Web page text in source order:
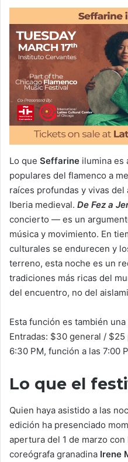
Lo que Seffarine ilumina es
populares del flamenco a
raíces profundas y vivas
Iberia medieval. De Fez a
concierto — es un
música y movimiento. En
culturales se endurecen y
terreno, esta noche es un
tradiciones más ricas del
del encuentro, no del
Esta función es también
Entradas: $30 general /
6:30 PM, función a las 7:00
Lo que el
Quien haya asistido a las
edición ha presenciado
apertura del 1 de marzo con
coreógrafa granadina Irene